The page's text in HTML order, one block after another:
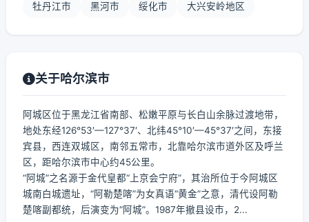
牡丹江市 黑河市 绥化市 大兴安岭地区
关于哈尔滨市
阿城区位于黑龙江省南部、松嫩平原与长白山余脉过渡地带，
地处东经126°53′—127°37′、北纬45°10′—45°37′之间，东接
宾县，西连双城区，南邻五常市，北靠哈尔滨市道外区及呼兰
区，距哈尔滨市中心约45公里。
“阿城”之名源于金代皇都“上京会宁府”，其治所位于今阿城区
城南白城遗址，“阿勒楚喀”为女真语“黄金”之意，清代设阿勒
楚喀副都统，后演变为“阿城”。1987年撤县设市，2...